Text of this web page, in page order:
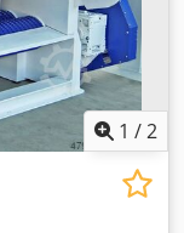
1 /2